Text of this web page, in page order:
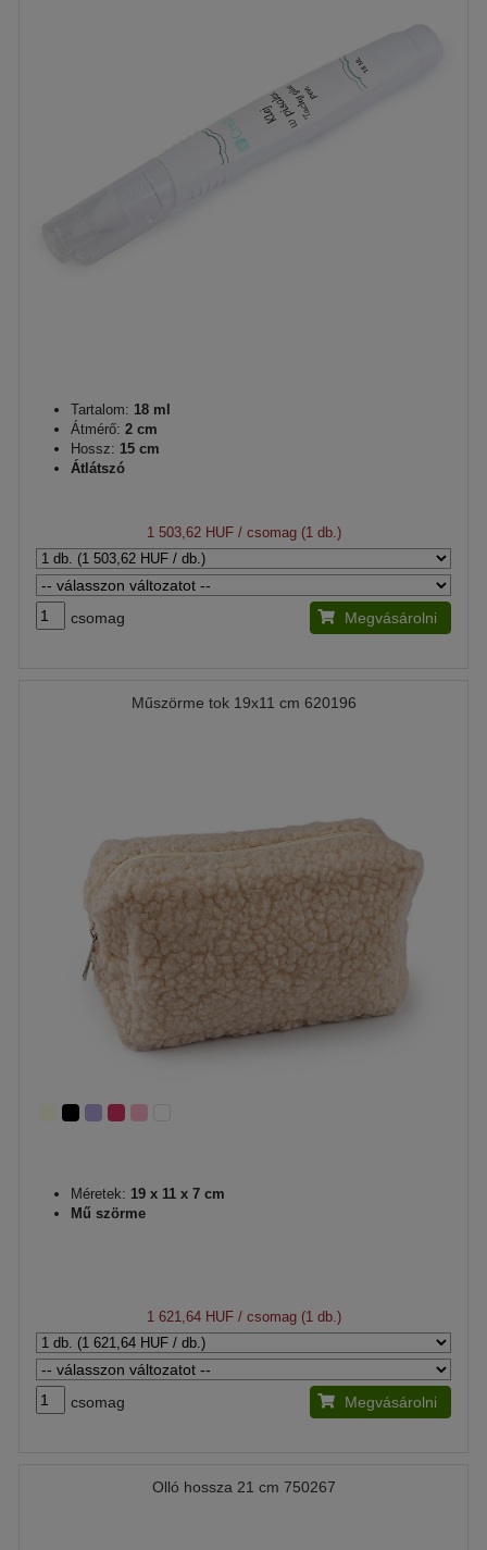
Tartalom: 18 ml
Átmérő: 2 cm
Hossz: 15 cm
Átlátszó
1 503,62 HUF/ csomag (1 db.)
csomag Megvásárolni
Műszörme tok 19x11 cm 620196
Méretek: 19 x 11 x 7 cm
Mű szörme
1 621,64 HUF/ csomag (1 db.)
csomag Megvásárolni
Olló hossza 21 cm 750267